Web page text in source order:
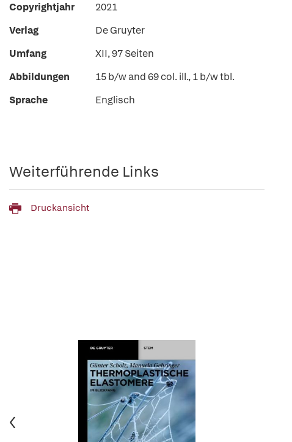
Copyrightjahr
2021
Verlag
De Gruyter
Umfang
XII, 97 Seiten
Abbildungen
15 b/w and 69 col. ill., 1 b/w tbl.
Sprache
Englisch
Weiterführende Links
Druckansicht